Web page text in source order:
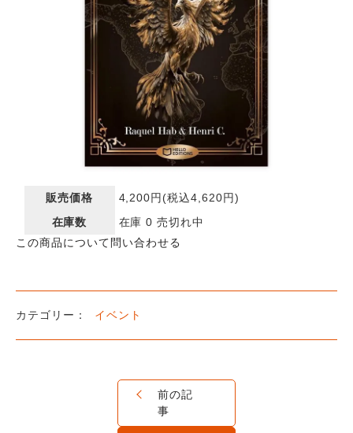
販売価格
4,200円(税込4,620円)
在庫数
在庫 0 売切れ中
この商品について問い合わせる
イベント
前の記
事